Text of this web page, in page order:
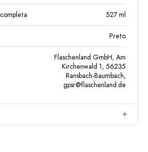
527 ml
Preto
Flaschenland GmbH, Am
Kirchenwald 1, 56235
Ransbach-Baumbach,
gpsr@flaschenland.de